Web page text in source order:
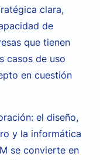
clara,
de
que tienen
casos de uso
en cuestión
el diseño,
y la informática
se convierte en